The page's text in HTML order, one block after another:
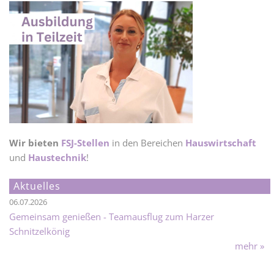
Wir bieten FSJ-Stellen in den Bereichen Hauswirtschaft
und Haustechnik!
Aktuelles
06.07.2026
Gemeinsam genießen - Teamausflug zum Harzer
Schnitzelkönig
mehr »